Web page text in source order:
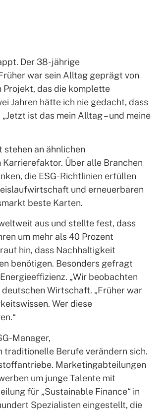
Der 38-jährige
war sein Alltag geprägt von
Projekt, das die komplette
Jahren hätte ich nie gedacht, dass
ist das mein Alltag – und meine
an ähnlichen
Über alle Branchen
die ESG-Richtlinien erfüllen
und erneuerbaren
beste Karten.
aus und stellte fest, dass
um mehr als 40 Prozent
hin, dass Nachhaltigkeit
benötigen. Besonders gefragt
„Wir beobachten
Wirtschaft. „Früher war
Wer diese
Manager,
traditionelle Berufe verändern sich.
Marketingabteilungen
um junge Talente mit
für „Sustainable Finance“ in
Spezialisten eingestellt, die